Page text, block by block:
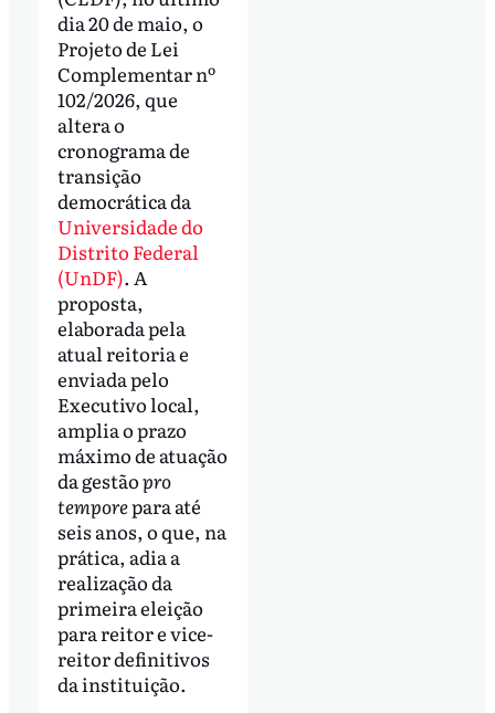
dia 20 de maio, o
Projeto de Lei
Complementar nº
102/2026, que
altera o
cronograma de
transição
democrática da
Universidade do
Distrito Federal
(UnDF). A
proposta,
elaborada pela
atual reitoria e
enviada pelo
Executivo local,
amplia o prazo
máximo de atuação
da gestãopro
temporepara até
seis anos, o que, na
prática, adia a
realização da
primeira eleição
para reitor e vice-
reitor definitivos
da instituição.